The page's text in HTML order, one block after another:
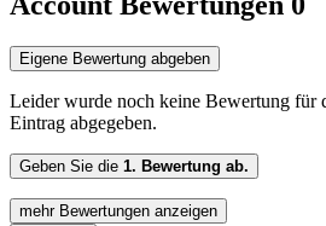
Eigene Bewertung abgeben
Leider wurde noch keine Bewertung für
Eintrag abgegeben.
Geben Sie die 1. Bewertung ab.
mehr Bewertungen anzeigen